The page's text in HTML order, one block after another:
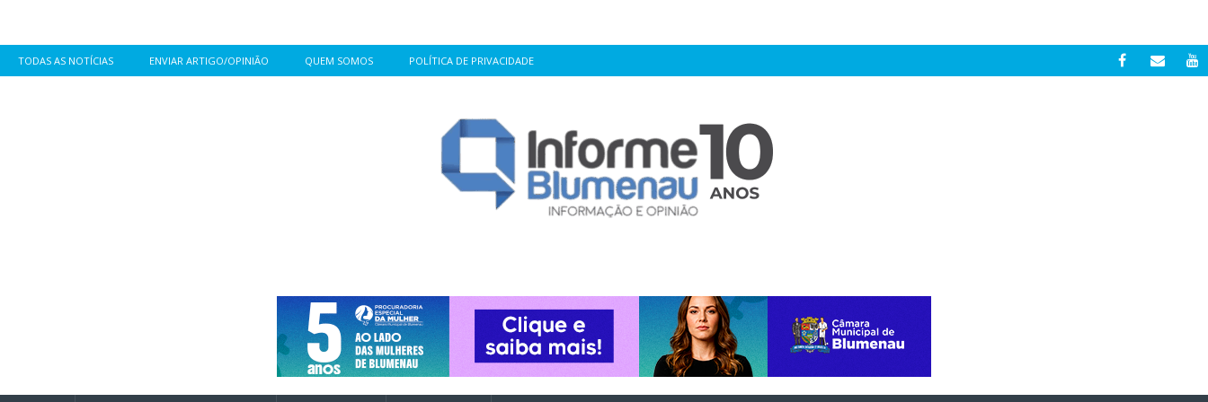
TODAS AS NOTÍCIAS ENVIAR ARTIGO/OPINIÃO QUEM SOMOS POLÍTICA DE PRIVACIDADE